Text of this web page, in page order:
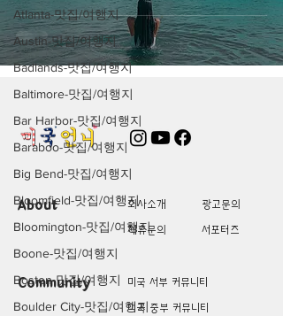
Atlanta-맛집/여행지
Austin-맛집/여행지
Badlands-맛집/여행지
Baltimore-맛집/여행지
Bar Harbor-맛집/여행지
Baraboo-맛집/여행지
Big Bend-맛집/여행지
Bloomfield-맛집/여행지
Bloomington-맛집/여행지
Boone-맛집/여행지
Boston-맛집/여행지
Boulder City-맛집/여행지
About 회사소개
광고문의
제휴문의
서포터즈
Community
미국 서부 커뮤니티
미국 중부 커뮤니티